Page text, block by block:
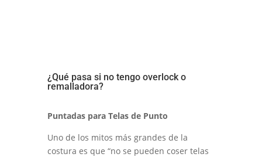
¿Qué pasa si no tengo overlock o
remalladora?
Puntadas para Telas de Punto
Uno de los mitos más grandes de la
costura es que “no se pueden coser telas